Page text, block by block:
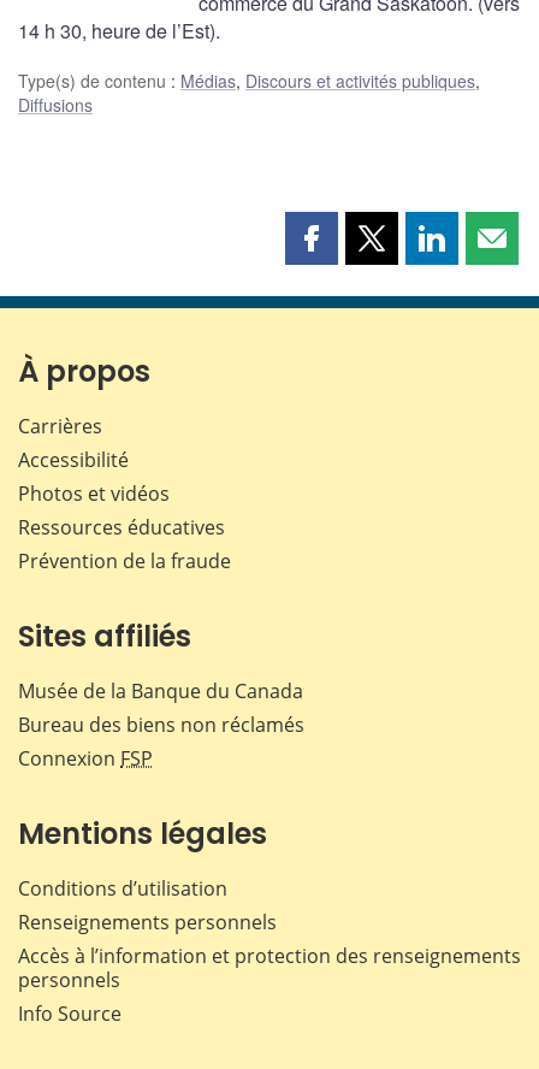
14 h 30, heure de l’Est).
Type(s) de contenu : Médias, Discours et activités publiques,
Diffusions
Partager
page
Partager
page
Partager
page page
À propos
Carrières
Accessibilité
Photos et vidéos
Ressources éducatives
Prévention de la fraude
Sites affiliés
Musée de la Banque du Canada
Bureau des biens non réclamés
Connexion FSP
Mentions légales
Conditions d’utilisation
Renseignements personnels
Accès à l’information et protection des renseignements
personnels
Info Source